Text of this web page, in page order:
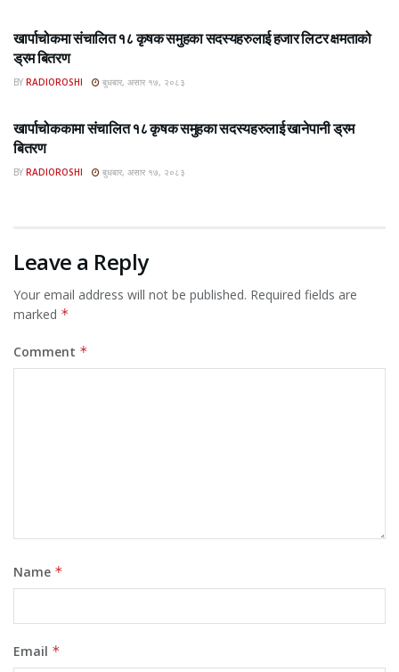
खार्पाचोकमा संचालित १८ कृषक समुहका सदस्यहरुलाई हजार लिटर क्षमताको
ड्रम बितरण
BY RADIOROSHI बुधबार, असार १७, २०८३
खार्पाचोककामा संचालित १८ कृषक समुहका सदस्यहरुलाई खानेपानी ड्रम
बितरण
BY RADIOROSHI बुधबार, असार १७, २०८३
Leave a Reply
Your email address will not be published. Required fields are
marked *
Comment *
Name *
Email *